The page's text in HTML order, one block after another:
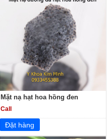
Mặt nạ hạt hoa hồng đen
Call